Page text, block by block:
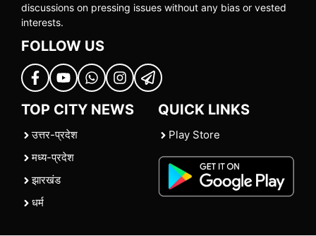
discussions on pressing issues without any bias or vested
interests.
FOLLOW US
TOP CITY NEWS
उत्तर-प्रदेश
मध्य-प्रदेश
झारखंड
धर्म
QUICK LINKS
Play Store